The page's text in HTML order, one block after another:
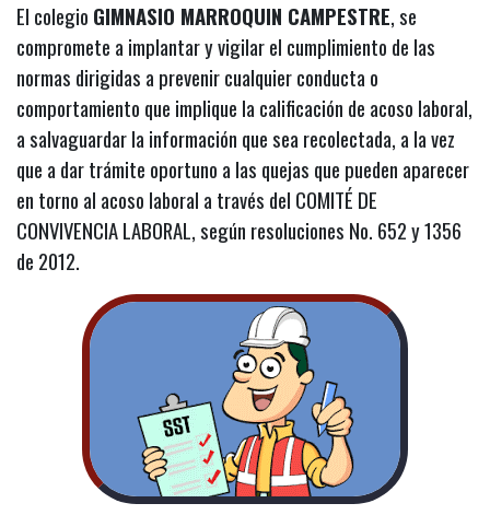
El colegio GIMNASIO MARROQUIN CAMPESTRE, se
compromete a implantar y vigilar el cumplimiento de las
normas dirigidas a prevenir cualquier conducta o
comportamiento que implique la calificación de acoso laboral,
a salvaguardar la información que sea recolectada, a la vez
que a dar trámite oportuno a las quejas que pueden aparecer
en torno al acoso laboral a través del COMITÉ DE
CONVIVENCIA LABORAL, según resoluciones No. 652 y 1356
de 2012.